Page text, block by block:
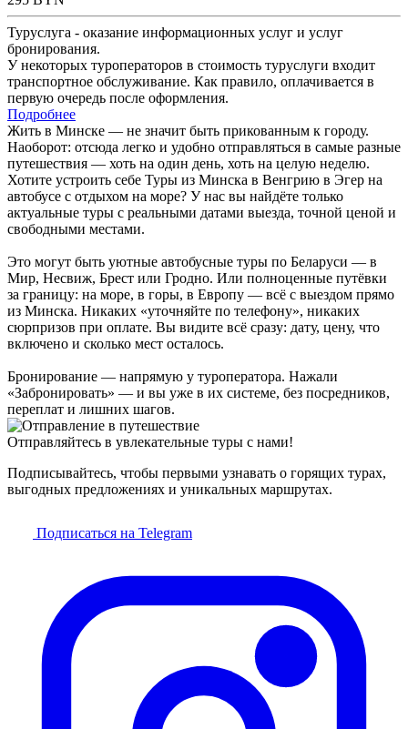
Туруслуга - оказание информационных услуг и услуг
бронирования.
У некоторых туроператоров в стоимость туруслуги входит
транспортное обслуживание. Как правило, оплачивается в
первую очередь после оформления.
Подробнее
Жить в Минске — не значит быть прикованным к городу.
Наоборот: отсюда легко и удобно отправляться в самые разные
путешествия — хоть на один день, хоть на целую неделю.
Хотите устроить себе Туры из Минска в Венгрию в Эгер на
автобусе с отдыхом на море? У нас вы найдёте только
актуальные туры с реальными датами выезда, точной ценой и
свободными местами.
Это могут быть уютные автобусные туры по Беларуси — в
Мир, Несвиж, Брест или Гродно. Или полноценные путёвки
за границу: на море, в горы, в Европу — всё с выездом прямо
из Минска. Никаких «уточняйте по телефону», никаких
сюрпризов при оплате. Вы видите всё сразу: дату, цену, что
включено и сколько мест осталось.
Бронирование — напрямую у туроператора. Нажали
«Забронировать» — и вы уже в их системе, без посредников,
переплат и лишних шагов.
Отправляйтесь в увлекательные туры с нами!
Подписывайтесь, чтобы первыми узнавать о горящих турах,
выгодных предложениях и уникальных маршрутах.
Подписаться на Telegram